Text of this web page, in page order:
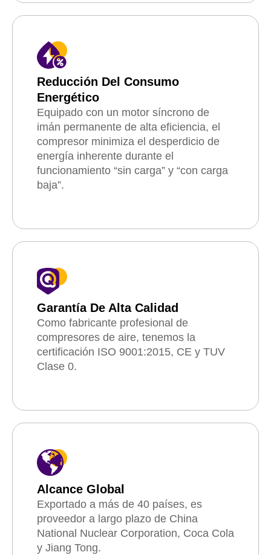
Reducción Del Consumo
Energético
Equipado con un motor síncrono de
imán permanente de alta eficiencia, el
compresor minimiza el desperdicio de
energía inherente durante el
funcionamiento “sin carga” y “con carga
baja”.
Garantía De Alta Calidad
Como fabricante profesional de
compresores de aire, tenemos la
certificación ISO 9001:2015, CE y TUV
Clase 0.
Alcance Global
Exportado a más de 40 países, es
proveedor a largo plazo de China
National Nuclear Corporation, Coca Cola
y Jiang Tong.